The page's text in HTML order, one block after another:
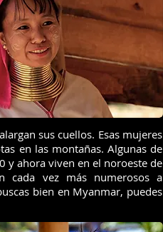
sus cuellos. Esas mujeres
en las montañas. Algunas de
y ahora viven en el noroeste de
cada vez más numerosos a
bien en Myanmar, puedes